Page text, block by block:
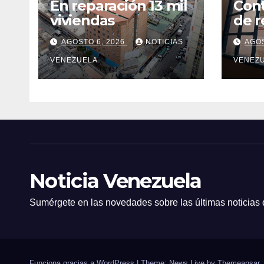
En reparación 13 mil
viviendas
AGOSTO 6, 2026 NOTICIAS
VENEZUELA
de
El
Noticia Venezuela
Sumérgete en las novedades sobre las últimas noticias